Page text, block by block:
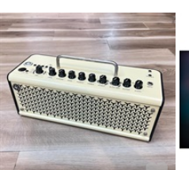
配信/ライブ機器
中古